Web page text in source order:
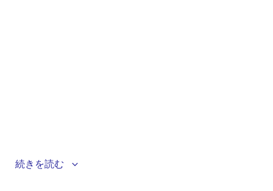
This video introduces the Light and Versatile Graphics
続きを読む